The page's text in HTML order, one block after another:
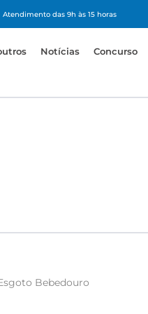
Atendimento das 9h às 15 horas
Notícias Concurso
Bebedouro